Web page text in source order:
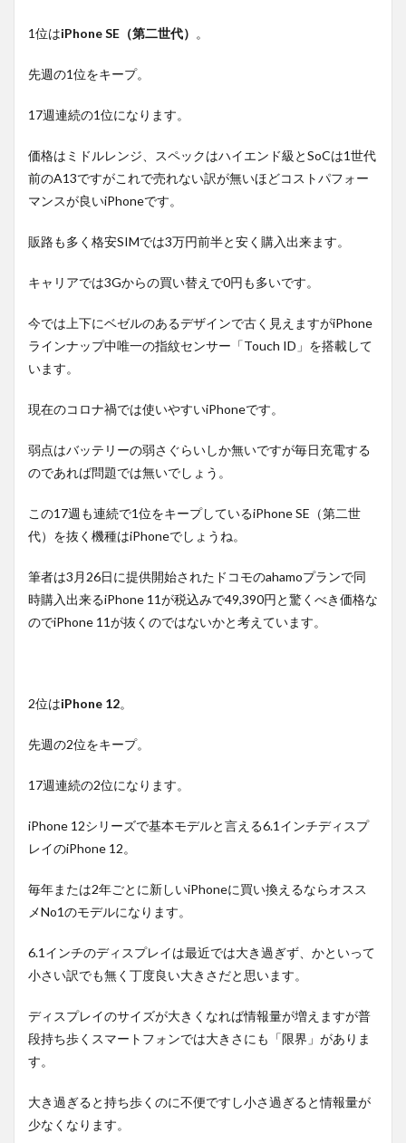
1位はiPhone SE（第二世代） 。
先週の1位をキープ。
17週連続の1位になります。
価格はミドルレンジ、スペックはハイエンド級とSoCは1世代
前のA13ですがこれで売れない訳が無いほどコストパフォー
マンスが良いiPhoneです。
販路も多く格安SIMでは3万円前半と安く購入出来ます。
キャリアでは3Gからの買い替えで0円も多いです。
今では上下にベゼルのあるデザインで古く見えますがiPhone
ラインナップ中唯一の指紋センサー「Touch ID」を搭載して
います。
現在のコロナ禍では使いやすいiPhoneです。
弱点はバッテリーの弱さぐらいしか無いですが毎日充電する
のであれば問題では無いでしょう。
この17週も連続で1位をキープしているiPhone SE（第二世
代）を抜く機種はiPhoneでしょうね。
筆者は3月26日に提供開始されたドコモのahamoプランで同
時購入出来るiPhone 11が税込みで49,390円と驚くべき価格な
のでiPhone 11が抜くのではないかと考えています。
2位はiPhone 12。
先週の2位をキープ。
17週連続の2位になります。
iPhone 12シリーズで基本モデルと言える6.1インチディスプ
レイのiPhone 12。
毎年または2年ごとに新しいiPhoneに買い換えるならオスス
メNo1のモデルになります。
6.1インチのディスプレイは最近では大き過ぎず、かといって
小さい訳でも無く丁度良い大きさだと思います。
ディスプレイのサイズが大きくなれば情報量が増えますが普
段持ち歩くスマートフォンでは大きさにも「限界」がありま
す。
大き過ぎると持ち歩くのに不便ですし小さ過ぎると情報量が
少なくなります。